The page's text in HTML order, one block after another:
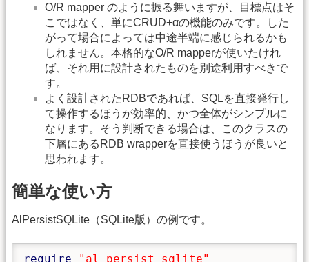
O/R mapper のように振る舞いますが、目標点はそ
こではなく、単にCRUD+αの機能のみです。した
がって場合によっては中途半端に感じられるかも
しれません。本格的なO/R mapperが使いたけれ
ば、それ用に設計されたものを別途利用すべきで
す。
よく設計されたRDBであれば、SQLを直接発行し
て操作するほうが効率的、かつ全体がシンプルに
なります。そう判断できる場合は、このクラスの
下層にあるRDB wrapperを直接使うほうが良いと
思われます。
簡単な使い方
AlPersistSQLite（SQLite版）の例です。
require
"al_persist_sqlite"